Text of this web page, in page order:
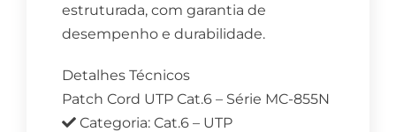
estruturada, com garantia de
desempenho e durabilidade.
Detalhes Técnicos
Patch Cord UTP Cat.6 – Série MC-855N
Categoria: Cat.6 – UTP